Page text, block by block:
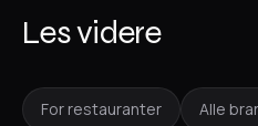
Les videre
For restauranter Alle